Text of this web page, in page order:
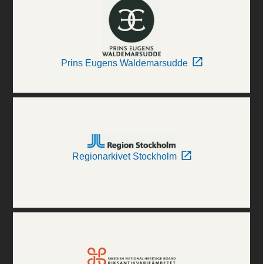
Prins Eugens Waldemarsudde
Regionarkivet Stockholm